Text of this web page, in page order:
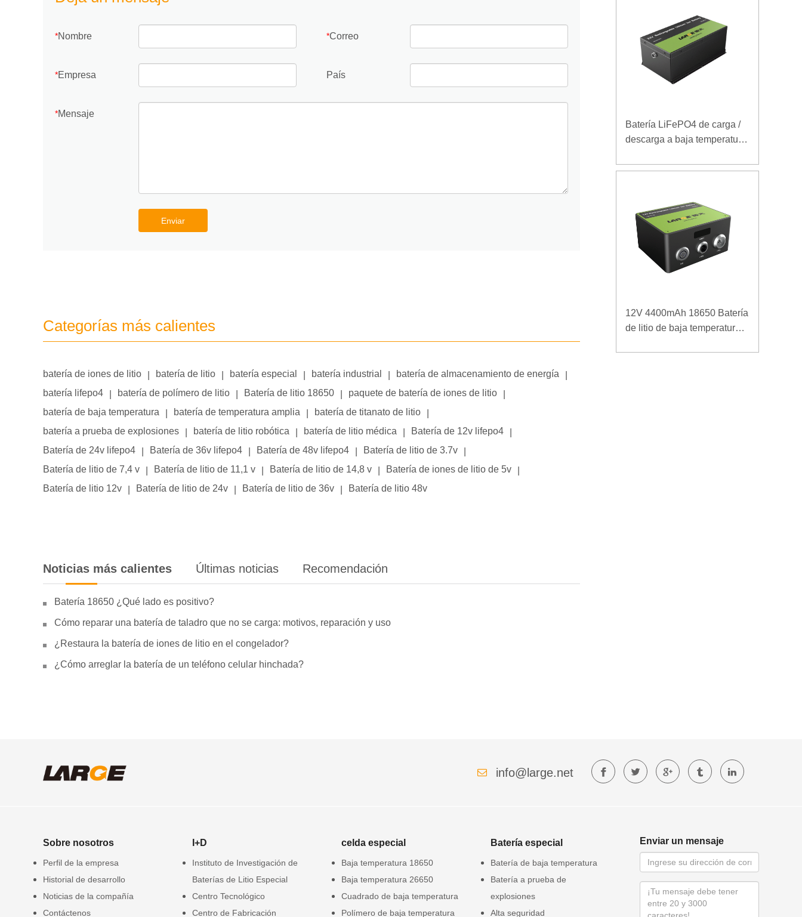
*Nombre *Correo
*Empresa País
*Mensaje
Enviar
Categorías más calientes
batería de iones de litio batería de litio batería especial batería industrial batería de almacenamiento de energía
batería lifepo4
batería de polímero de litio Batería de litio 18650 paquete de batería de iones de litio
batería de baja temperatura
batería de temperatura amplia batería de titanato de litio
batería a prueba de explosiones
batería de litio robótica batería de litio médica Batería de 12v lifepo4
Batería de 24v lifepo4
Batería de 36v lifepo4 Batería de 48v lifepo4 Batería de litio de 3.7v
Batería de litio de 7,4 v
Batería de litio de 11,1 v Batería de litio de 14,8 v Batería de iones de litio de 5v
Batería de litio 12v
Batería de litio de 24v Batería de litio de 36v Batería de litio 48v
Noticias más calientes Últimas noticias Recomendación
Batería 18650 ¿Qué lado es positivo?
Cómo reparar una batería de taladro que no se carga: motivos, reparación y uso
¿Restaura la batería de iones de litio en el congelador?
¿Cómo arreglar la batería de un teléfono celular hinchada?
Batería LiFePO4 de carga /
descarga a baja temperatura
base de telecomunicaciones
12V 4400mAh 18650 Batería
de litio de baja temperatura
info@large.net
Sobre nosotros
Perfil de la empresa
Historial de desarrollo
Noticias de la compañía
Contáctenos
I+D
Instituto de Investigación de
Baterías de Litio Especial
Centro Tecnológico
Centro de Fabricación
celda especial
Baja temperatura 18650
Baja temperatura 26650
Cuadrado de baja temperatura
Polímero de baja temperatura
Batería especial
Batería de baja temperatura
Batería a prueba de
explosiones
Alta seguridad
Enviar un mensaje